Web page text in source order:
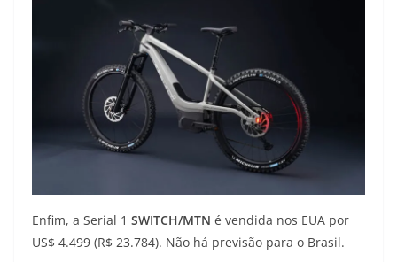
Enfim, a Serial 1 SWITCH/MTN é vendida nos EUA por
US$ 4.499 (R$ 23.784). Não há previsão para o Brasil.